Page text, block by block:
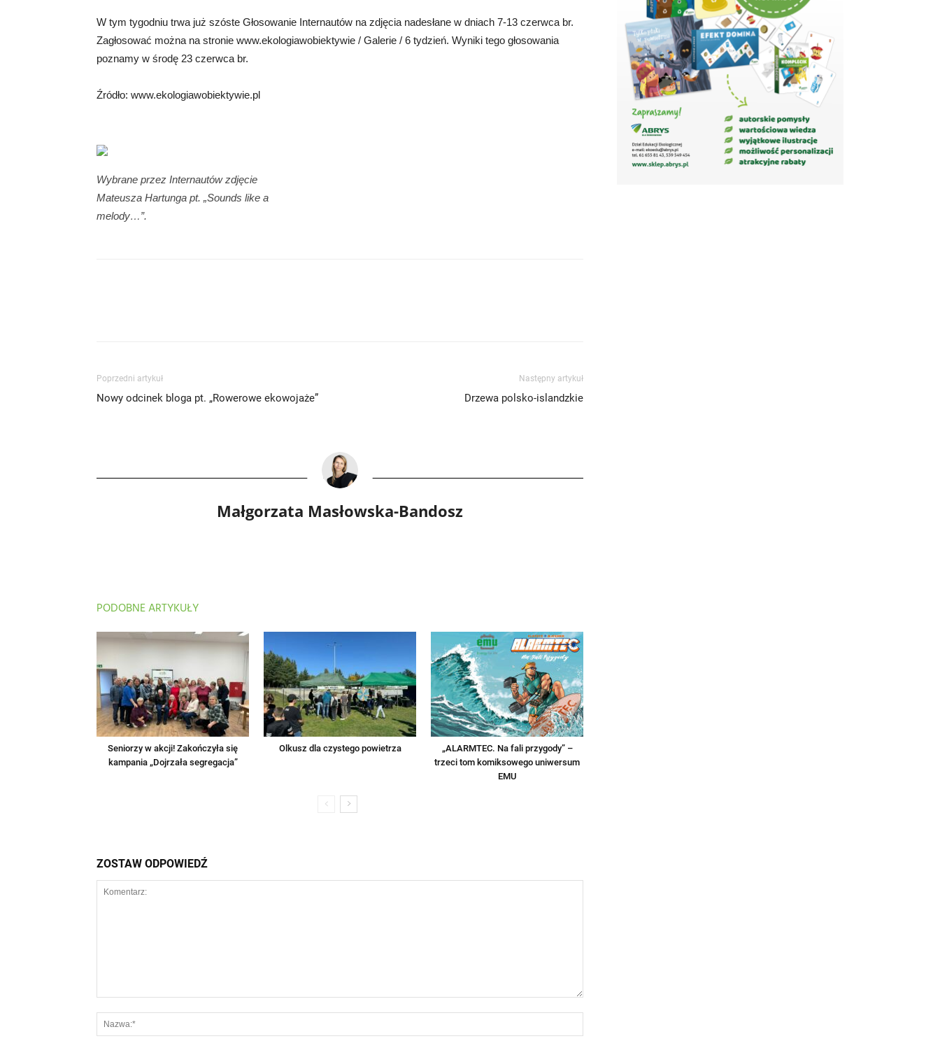
W tym tygodniu trwa już szóste Głosowanie Internautów na zdjęcia nadesłane w dniach 7-13 czerwca br.
Zagłosować można na stronie www.ekologiawobiektywie / Galerie / 6 tydzień. Wyniki tego głosowania
poznamy w środę 23 czerwca br.
Źródło: www.ekologiawobiektywie.pl
Wybrane przez Internautów zdjęcie
Mateusza Hartunga pt. „Sounds like a
melody…”.
Poprzedni artykuł
Nowy odcinek bloga pt. „Rowerowe ekowojaże”
Następny artykuł
Drzewa polsko-islandzkie
Małgorzata Masłowska-Bandosz
PODOBNE ARTYKUŁY
Seniorzy w akcji! Zakończyła się
kampania „Dojrzała segregacja”
Olkusz dla czystego powietrza
„ALARMTEC. Na fali przygody” –
trzeci tom komiksowego uniwersum
EMU
ZOSTAW ODPOWIEDŹ